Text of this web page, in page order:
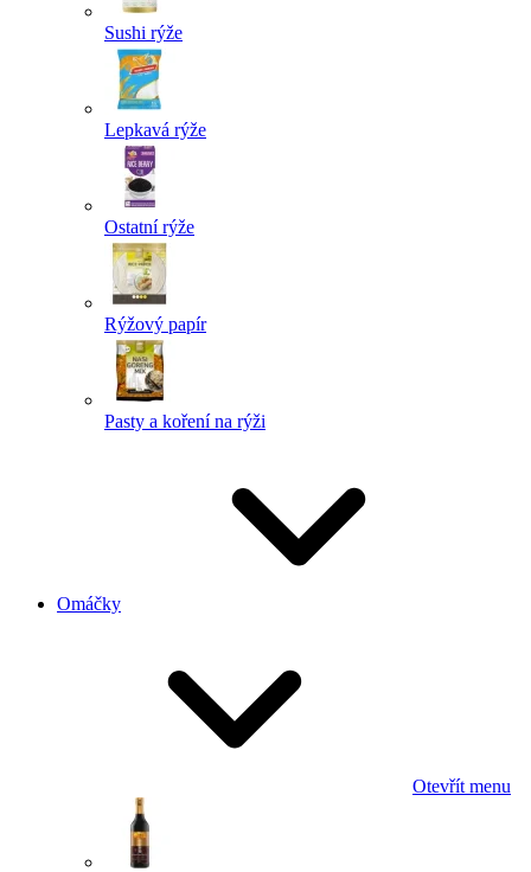
Sushi rýže
Lepkavá rýže
Ostatní rýže
Rýžový papír
Pasty a koření na rýži
Omáčky
Otevřít menu